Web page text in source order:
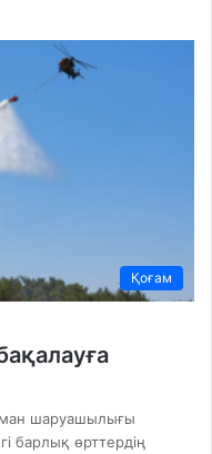
Қоғам
шаруашылығы
барлық өрттердің